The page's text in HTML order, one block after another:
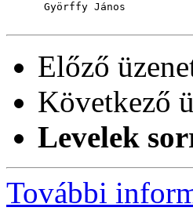
      Györffy János
Előző
Következő
Levelek
További